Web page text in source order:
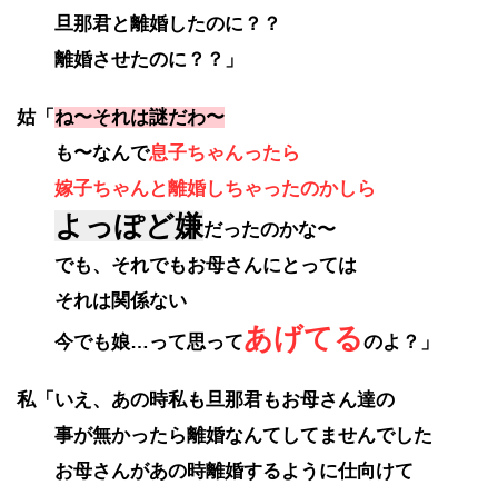
旦那君と離婚したのに？？
離婚させたのに？？」
姑「 ね〜それは謎だわ〜
も〜なんで息子ちゃんったら
嫁子ちゃんと離婚しちゃったのかしら
よっぽど嫌だったのかな〜
でも、それでもお母さんにとっては
それは関係ない
今でも娘…って思ってあげてるのよ？」
私「いえ、あの時私も旦那君もお母さん達の
事が無かったら離婚なんてしてませんでした
お母さんがあの時離婚するように仕向けて